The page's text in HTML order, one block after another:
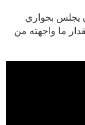
يجلس بجواري
ما واجهته من